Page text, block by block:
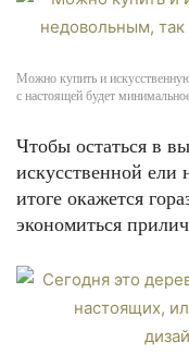
Можно купить и
с настоящей будет
Чтобы остаться в
искусственной ели
итоге окажется
экономиться